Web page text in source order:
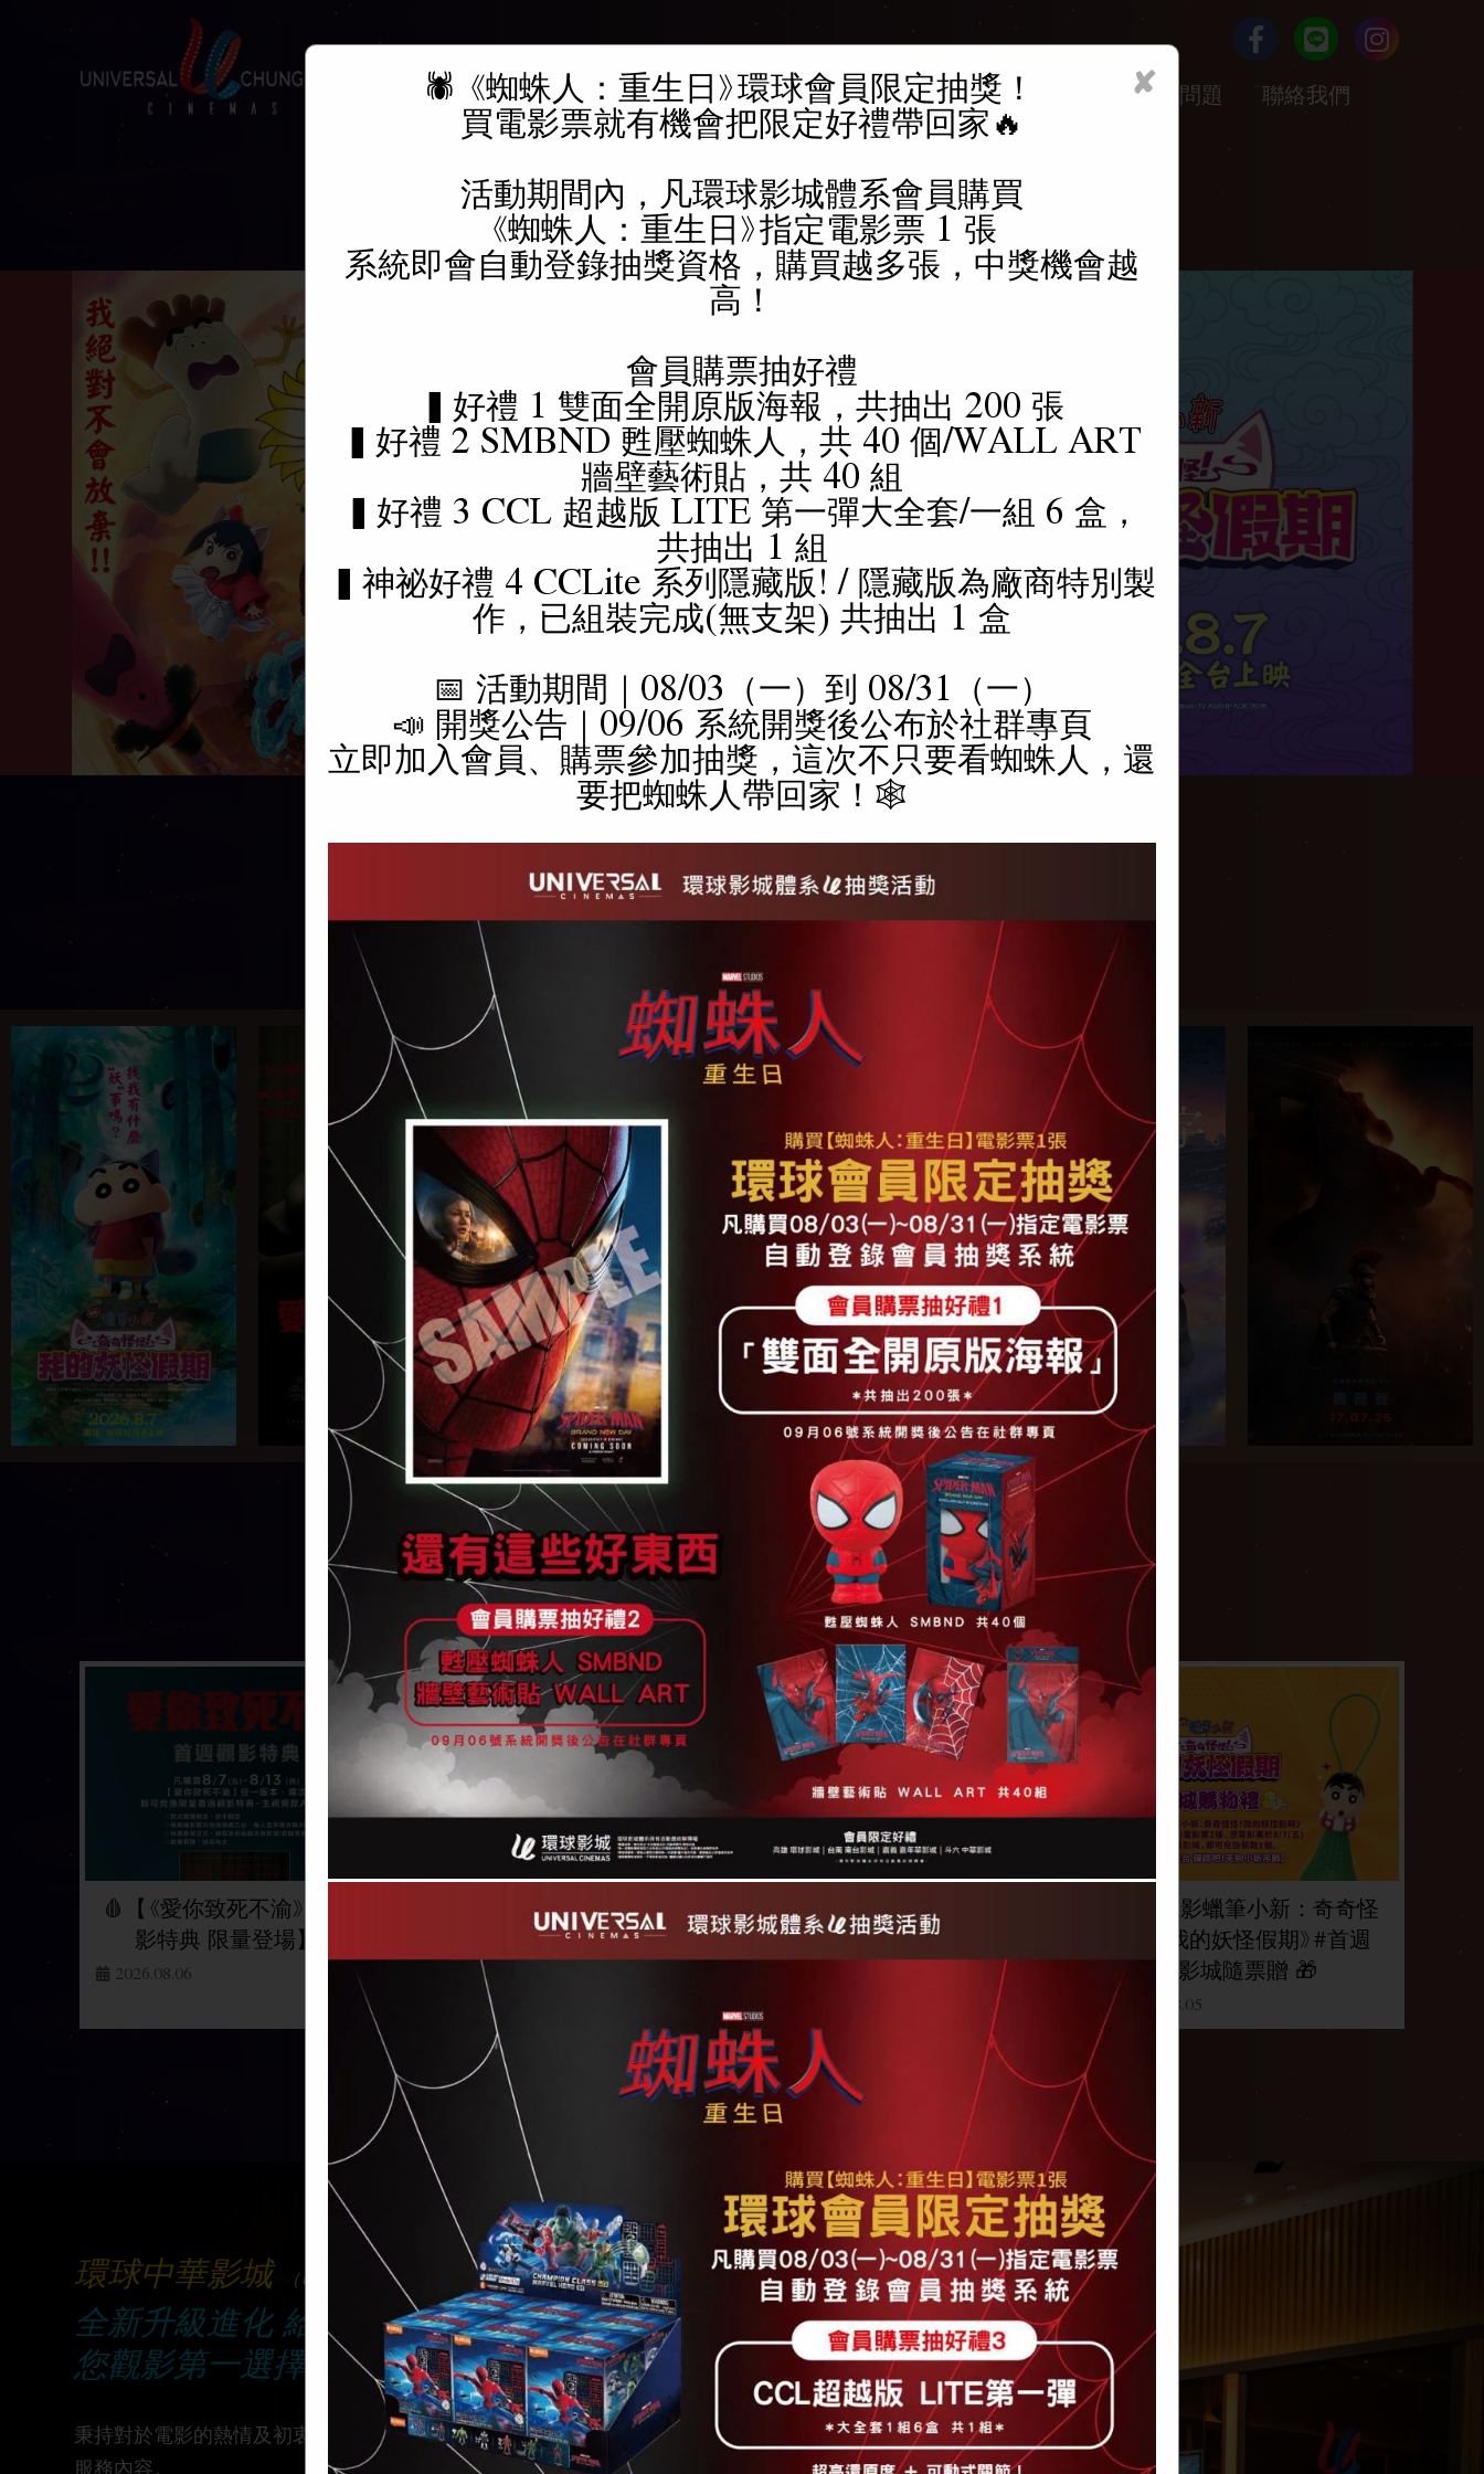
關於我們 電影介紹 活動快訊 時刻查詢 線上訂票/加入會員 常見問題 聯絡我們
時刻查詢
現正熱映 即將上映
(日文) 電影蠟筆
怪！我的妖怪假
期
CRAYON SHINCHAN
THE MOVIE SPOOKY!
MY YOKAI VACATION
2026/08/07 上映
愛你致死不渝
Obsession
2026/08/07 上映
劇場版 吉伊卡哇
人魚島的秘密
(中文發音中文字
幕)
Chiikawa The Movie:
The Secret Of The
Mermaid Island
劇場版 吉伊卡哇
人魚島的秘密
(日文發音中文字
幕)
Ningyo no Shima no
Himitsu
2026/07/31 上映
你的名字。(日
文)
YOUR NAME.
2026/07/24 上映
2026/07/17 上映
活動快訊
🩸【《愛你致死不渝》首週觀
影特典 限量登場】🩸
2026.08.06
🕷️ 《蜘蛛人：重生日》環球
會員限定抽獎！
2026.08.05
🎁 《你的名字。》十週年特
別重映 #第三週 影城觀影特
典 🎁
🎁 《電影蠟筆小新：奇奇怪
怪！我的妖怪假期》#首週
影城隨票贈 🎁
2026.08.05
更多資訊
環球中華影城 （Universal Chunghwa Cinemas）
全新升級進化 給您全新的視覺饗宴
您觀影第一選擇!
秉持對於電影的熱情及初衷，服務熱愛電影的您，不斷的與時推進、更新硬體設備和
服務內容。
✘
🕷️ 《蜘蛛人：重生日》環球會員限定抽獎！
買電影票就有機會把限定好禮帶回家🔥
活動期間內，凡環球影城體系會員購買
《蜘蛛人：重生日》指定電影票 1 張
系統即會自動登錄抽獎資格，購買越多張，中獎機會越
高！
會員購票抽好禮
▍好禮 1 雙面全開原版海報，共抽出 200 張
▍好禮 2 SMBND 甦壓蜘蛛人，共 40 個/WALL ART
牆壁藝術貼，共 40 組
▍好禮 3 CCL 超越版 LITE 第一彈大全套/一組 6 盒，
共抽出 1 組
▍神祕好禮 4 CCLite 系列隱藏版! / 隱藏版為廠商特別製
作，已組裝完成(無支架) 共抽出 1 盒
📅 活動期間｜08/03（一）到 08/31（一）
📣 開獎公告｜09/06 系統開獎後公布於社群專頁
立即加入會員、購票參加抽獎，這次不只要看蜘蛛人，還
要把蜘蛛人帶回家！🕸️